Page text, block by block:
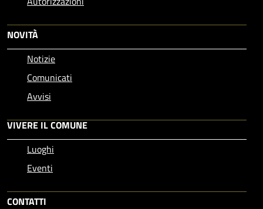
NOVITÀ
Notizie
Comunicati
Avvisi
VIVERE IL COMUNE
Luoghi
Eventi
CONTATTI